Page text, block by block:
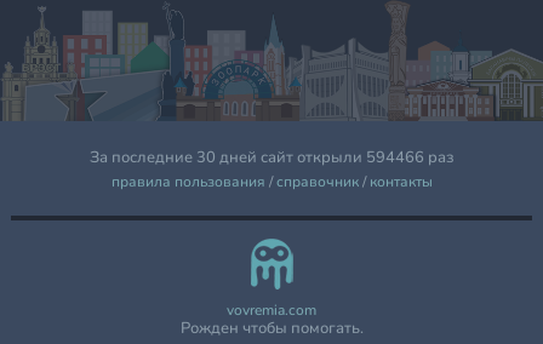
За последние 30 дней сайт открыли 594466 раз
правила пользования /справочник/контакты
vovremia.com
Рожден чтобы помогать.